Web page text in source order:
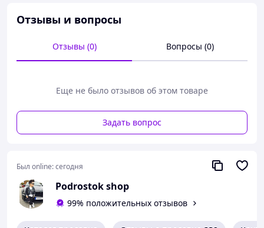
к компромиссам между стилем и удобством. Выбирай
свой цвет – классический светло-синий для ярких дней
Отзывы и вопросы
Отзывы (0) Вопросы (0)
Еще не было отзывов об этом товаре
Задать вопрос
Был online:сегодня
Podrostok shop
99% положительных отзывов